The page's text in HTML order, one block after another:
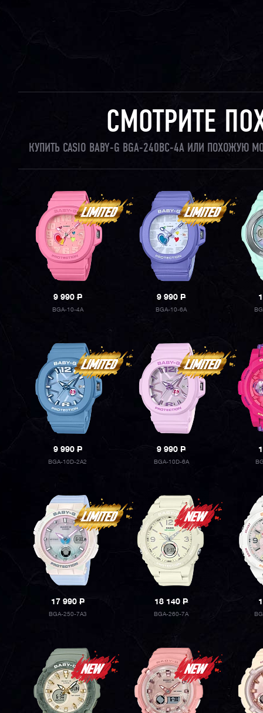
СМОТРИТЕ
КУПИТЬ CASIO BABY-G BGA-240BC-4A ИЛИ ПОХОЖУЮ
9 990P
BGA-10-4A
9 990P
BGA-10-6A
9 990P
BGA-10D-2A2
9 990P
BGA-10D-6A
17 990P
BGA-250-7A3
18 140P
BGA-260-7A